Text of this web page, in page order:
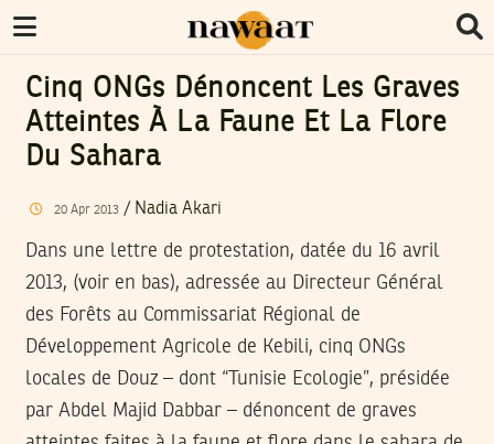
Cinq ONGs Dénoncent Les Graves
Atteintes À La Faune Et La Flore
Du Sahara
20 Apr 2013/ Nadia Akari
Dans une lettre de protestation, datée du 16 avril
2013, (voir en bas), adressée au Directeur Général
des Forêts au Commissariat Régional de
Développement Agricole de Kebili, cinq ONGs
locales de Douz – dont “Tunisie Ecologie”, présidée
par Abdel Majid Dabbar – dénoncent de graves